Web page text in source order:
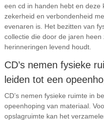
een cd in handen hebt en deze
zekerheid en verbondenheid
evenaren is. Het bezitten van
collectie die door de jaren
herinneringen levend houdt.
CD’s nemen fysieke
leiden tot een
CD’s nemen fysieke ruimte in
opeenhoping van materiaal.
opslagruimte kan het